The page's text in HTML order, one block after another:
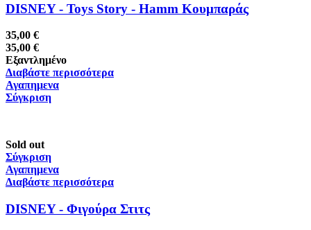
DISNEY - Toys Story - Hamm Κουμπαράς
35,00 €
35,00 €
Εξαντλημένο
Διαβάστε περισσότερα
Αγαπημενα
Σύγκριση
Sold out
Σύγκριση
Αγαπημενα
Διαβάστε περισσότερα
DISNEY - Φιγούρα Στιτς